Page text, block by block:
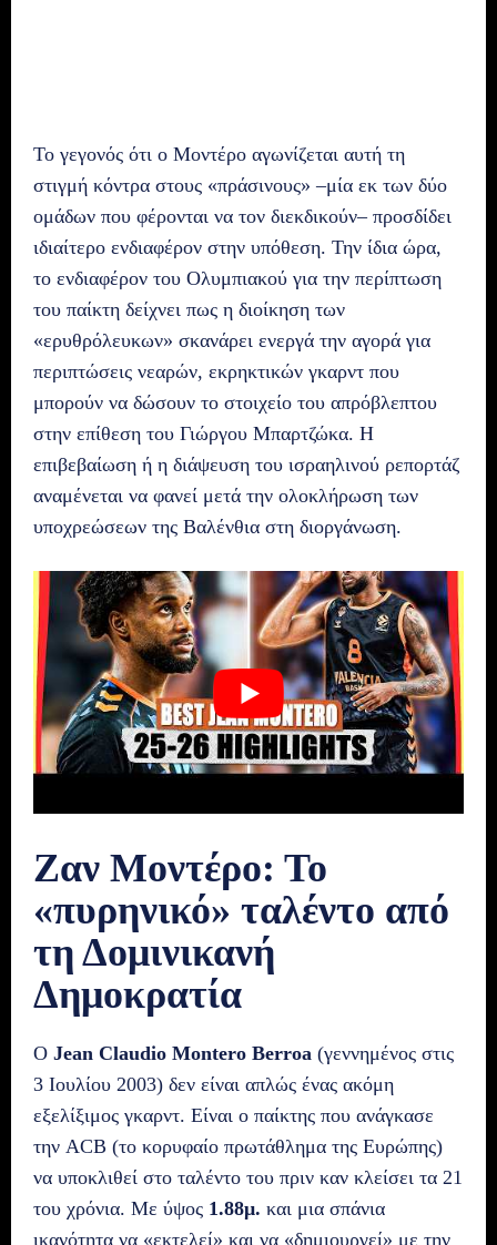
Το γεγονός ότι ο Μοντέρο αγωνίζεται αυτή τη
στιγμή κόντρα στους «πράσινους» –μία εκ των δύο
ομάδων που φέρονται να τον διεκδικούν– προσδίδει
ιδιαίτερο ενδιαφέρον στην υπόθεση. Την ίδια ώρα,
το ενδιαφέρον του Ολυμπιακού για την περίπτωση
του παίκτη δείχνει πως η διοίκηση των
«ερυθρόλευκων» σκανάρει ενεργά την αγορά για
περιπτώσεις νεαρών, εκρηκτικών γκαρντ που
μπορούν να δώσουν το στοιχείο του απρόβλεπτου
στην επίθεση του Γιώργου Μπαρτζώκα. Η
επιβεβαίωση ή η διάψευση του ισραηλινού ρεπορτάζ
αναμένεται να φανεί μετά την ολοκλήρωση των
υποχρεώσεων της Βαλένθια στη διοργάνωση.
Ζαν Μοντέρο: Το
«πυρηνικό» ταλέντο από
τη Δομινικανή
Δημοκρατία
Ο Jean Claudio Montero Berroa (γεννημένος στις
3 Ιουλίου 2003) δεν είναι απλώς ένας ακόμη
εξελίξιμος γκαρντ. Είναι ο παίκτης που ανάγκασε
την ACB (το κορυφαίο πρωτάθλημα της Ευρώπης)
να υποκλιθεί στο ταλέντο του πριν καν κλείσει τα 21
του χρόνια. Με ύψος 1.88μ. και μια σπάνια
ικανότητα να «εκτελεί» και να «δημιουργεί» με την